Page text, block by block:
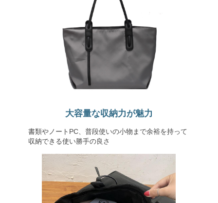
大容量な収納力が魅力
書類やノートPC、普段使いの小物まで余裕を持って
収納できる使い勝手の良さ